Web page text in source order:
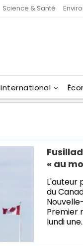
Science & Santé
International
« au
L'auteur
du
Premier
lundi